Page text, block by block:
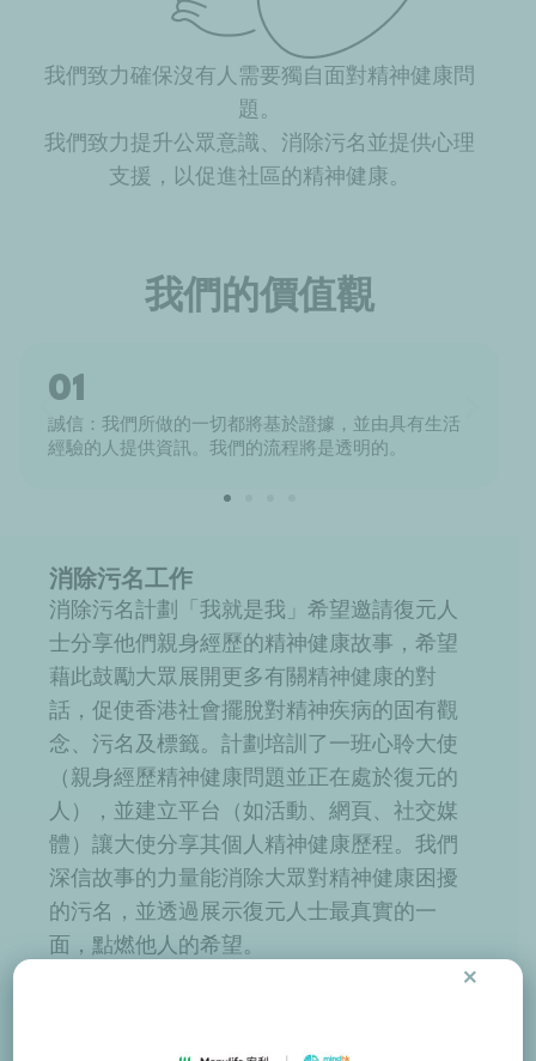
我們致⼒確保沒有⼈需要獨⾃⾯對精神健康問
題。
我們致⼒提升公眾意識、消除污名並提供心理
支援，以促進社區的精神健康。
我們的價值觀
01
誠信：我們所做的一切都將基於證據，並由具有生活
經驗的人提供資訊。我們的流程將是透明的。
消除污名工作
消除污名計劃「我就是我」希望邀請復元人
士分享他們親身經歷的精神健康故事，希望
藉此鼓勵大眾展開更多有關精神健康的對
話，促使香港社會擺脫對精神疾病的固有觀
念、污名及標籤。計劃培訓了一班心聆大使
（親身經歷精神健康問題並正在處於復元的
人），並建立平台（如活動、網頁、社交媒
體）讓大使分享其個人精神健康歷程。我們
深信故事的力量能消除大眾對精神健康困擾
的污名，並透過展示復元人士最真實的一
面，點燃他人的希望。
×